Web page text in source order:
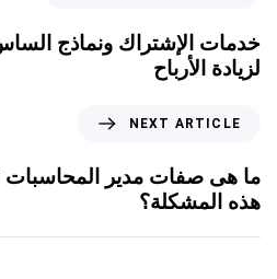
خدمات الإشتراك ونماذج
لزيادة الأرباح
NEXT ARTICLE
ما هى صفات مدير المحاسبات
هذه المشكلة؟